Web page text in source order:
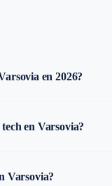
en 2026?
en Varsovia?
Varsovia?